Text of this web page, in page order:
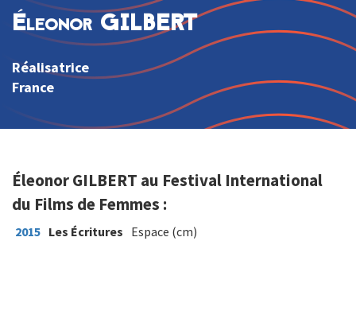
Éleonor GILBERT
Réalisatrice
France
Éleonor GILBERT au Festival International
du Films de Femmes :
2015 Les Écritures Espace (cm)